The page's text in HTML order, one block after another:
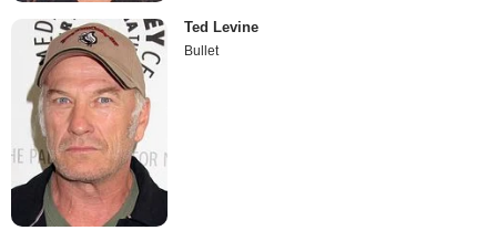
Ted Levine
Bullet